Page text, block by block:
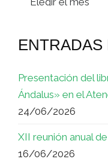
Presentación del
Ándalus» en el
24/06/2026
XII reunión anual
16/06/2026